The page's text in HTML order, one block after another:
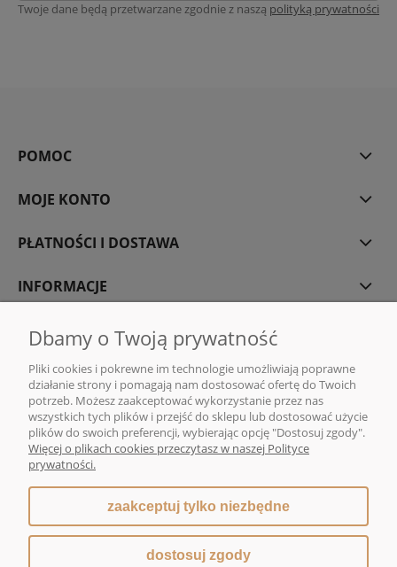
Twoje dane będą przetwarzane zgodnie z naszą polityką prywatności
POMOC
MOJE KONTO
PŁATNOŚCI I DOSTAWA
INFORMACJE
O NAS
DMG MONIKA GAWENDA | Sklep internetowy z kawą i herbatą | ul. Rajska
10, 80-850 Gdańsk |sklep@dmg-herbaty.pl|665 775 077| NIP:5832029548
| REGON:192639641
pokaż pełną wersję strony
Dbamy o Twoją prywatność
Pliki cookies i pokrewne im technologie umożliwiają poprawne
działanie strony i pomagają nam dostosować ofertę do Twoich
potrzeb. Możesz zaakceptować wykorzystanie przez nas
wszystkich tych plików i przejść do sklepu lub dostosować użycie
plików do swoich preferencji, wybierając opcję "Dostosuj zgody".
Więcej o plikach cookies przeczytasz w naszej Polityce
prywatności.
zaakceptuj tylko niezbędne
dostosuj zgody